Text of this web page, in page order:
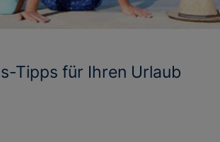
Tipps für Ihren Urlaub